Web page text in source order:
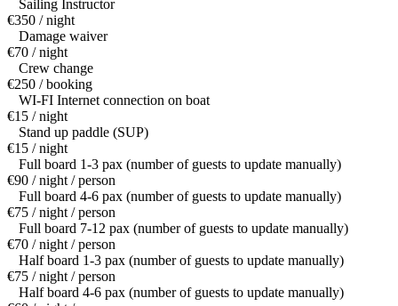
Sailing Instructor
€350 / night
Damage waiver
€70 / night
Crew change
€250 / booking
WI-FI Internet connection on boat
€15 / night
Stand up paddle (SUP)
€15 / night
Full board 1-3 pax (number of guests to update manually)
€90 / night / person
Full board 4-6 pax (number of guests to update manually)
€75 / night / person
Full board 7-12 pax (number of guests to update manually)
€70 / night / person
Half board 1-3 pax (number of guests to update manually)
€75 / night / person
Half board 4-6 pax (number of guests to update manually)